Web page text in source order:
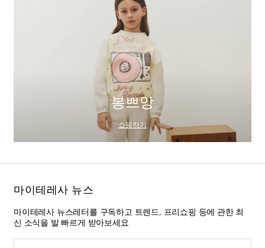
봉쁘앙
쇼핑하기
마이테레사 뉴스
마이테레사 뉴스레터를 구독하고 트렌드, 프리쇼핑 등에 관한 최
신 소식을 발 빠르게 받아보세요